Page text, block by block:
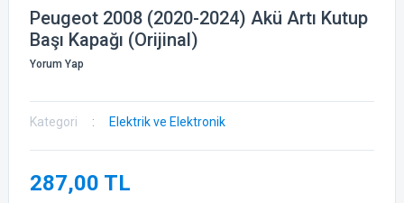
Peugeot 2008 (2020-2024) Akü Artı Kutup
Başı Kapağı (Orijinal)
Yorum Yap
Kategori Elektrik ve Elektronik
287,00 TL